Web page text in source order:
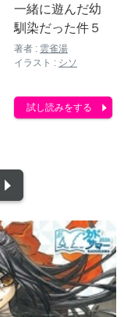
一緒に遊んだ幼
馴染だった件５
著者 : 雲雀湯
イラスト : シソ
試し読みをする